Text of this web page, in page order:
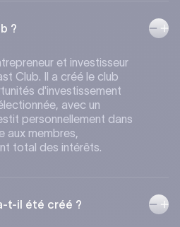
?
et investisseur
Club. Il a créé le club
d'investissement
avec un
personnellement dans
aux membres,
total des intérêts.
t-il été créé ?